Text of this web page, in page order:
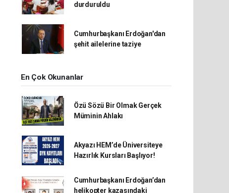
durduruldu
Cumhurbaşkanı Erdoğan'dan
şehit ailelerine taziye
En Çok Okunanlar
Özü Sözü Bir Olmak Gerçek
Müminin Ahlakı
Akyazı HEM’de Üniversiteye
Hazırlık Kursları Başlıyor!
Cumhurbaşkanı Erdoğan’dan
helikopter kazasındaki